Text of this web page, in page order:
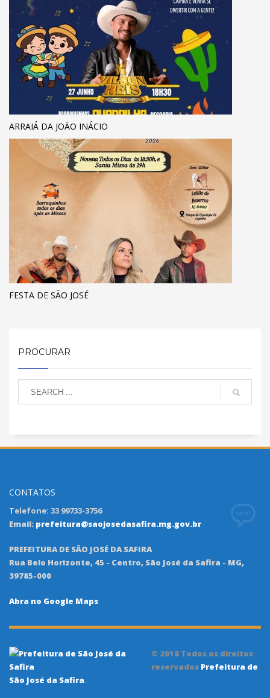
ARRAIÁ DA JOÃO INÁCIO
FESTA DE SÃO JOSÉ
PROCURAR
CONTATOS
Telefone: 33 99733-3756
Email: prefeitura@saojosedasafira.mg.gov.br
PREFEITURA DE SÃO JOSÉ DA SAFIRA
Rua Belo Horizonte, 45 - Centro, São José da Safira - MG,
39785-000
Abra no Google Maps
© 2018 Todos os direitos
reservados Prefeitura de
São José da Safira.